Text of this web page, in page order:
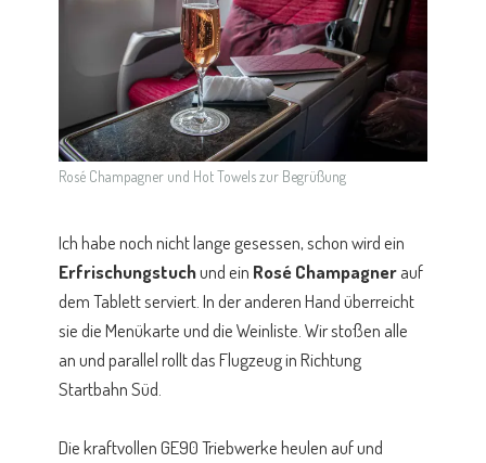
Rosé Champagner und Hot Towels zur Begrüßung
Ich habe noch nicht lange gesessen, schon wird ein
Erfrischungstuchund ein Rosé Champagnerauf
dem Tablett serviert. In der anderen Hand überreicht
sie die Menükarte und die Weinliste. Wir stoßen alle
an und parallel rollt das Flugzeug in Richtung
Startbahn Süd.
Die kraftvollen GE90 Triebwerke heulen auf und